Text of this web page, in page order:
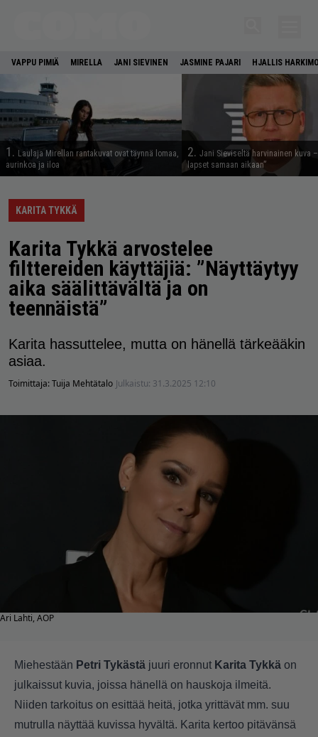
VAPPU PIMIÄ MIRELLA JANI SIEVINEN JASMINE PAJARI HJALLIS
1. Laulaja Mirellan rantakuvat ovat täynnä lomaa,
aurinkoa ja iloa
2. Jani Sieviseltä harvinainen kuva
lapset samaan aikaan”
KARITA TYKKÄ
Karita Tykkä arvostelee
filttereiden käyttäjiä: ”Näyttäytyy
aika säälittävältä ja on
teennäistä”
Karita hassuttelee, mutta on hänellä tärkeääkin
asiaa.
Toimittaja:Tuija Mehtätalo Julkaistu: 31.3.2025 12:10
Ari Lahti, AOP
Miehestään Petri Tykästä juuri eronnut Karita Tykkä on
julkaissut kuvia, joissa hänellä on hauskoja ilmeitä.
Niiden tarkoitus on esittää heitä, jotka yrittävät mm. suu
mutrulla näyttää kuvissa hyvältä. Karita kertoo pitävänsä